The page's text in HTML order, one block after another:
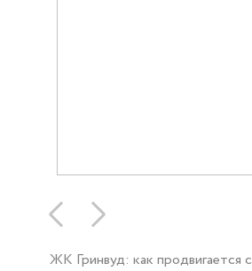
ЖК Гринвуд: как продвигается